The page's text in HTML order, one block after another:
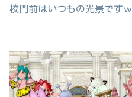
校門前はいつもの光景ですｗ